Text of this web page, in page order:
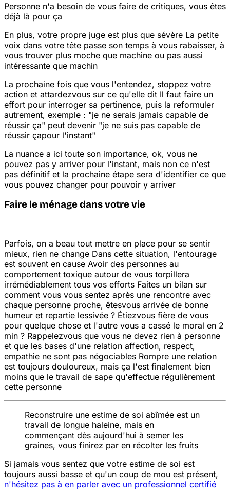
Personne n'a besoin de vous faire de critiques, vous êtes
déjà là pour ça
En plus, votre propre juge est plus que sévère La petite
voix dans votre tête passe son temps à vous rabaisser, à
vous trouver plus moche que machine ou pas aussi
intéressante que machin
La prochaine fois que vous l'entendez, stoppez votre
action et attardezvous sur ce qu'elle dit Il faut faire un
effort pour interroger sa pertinence, puis la reformuler
autrement, exemple : "je ne serais jamais capable de
réussir ça" peut devenir "je ne suis pas capable de
réussir çapour l'instant"
La nuance a ici toute son importance, ok, vous ne
pouvez pas y arriver pour l'instant, mais non ce n'est
pas définitif et la prochaine étape sera d'identifier ce que
vous pouvez changer pour pouvoir y arriver
Faire le ménage dans votre vie
Parfois, on a beau tout mettre en place pour se sentir
mieux, rien ne change Dans cette situation, l'entourage
est souvent en cause Avoir des personnes au
comportement toxique autour de vous torpillera
irrémédiablement tous vos efforts Faites un bilan sur
comment vous vous sentez après une rencontre avec
chaque personne proche, êtesvous arrivée de bonne
humeur et repartie lessivée ? Étiezvous fière de vous
pour quelque chose et l'autre vous a cassé le moral en 2
min ? Rappelezvous que vous ne devez rien à personne
et que les bases d'une relation affection, respect,
empathie ne sont pas négociables Rompre une relation
est toujours douloureux, mais ça l'est finalement bien
moins que le travail de sape qu'effectue régulièrement
cette personne
Reconstruire une estime de soi abîmée est un
travail de longue haleine, mais en
commençant dès aujourd'hui à semer les
graines, vous finirez par en récolter les fruits
Si jamais vous sentez que votre estime de soi est
toujours aussi basse et qu'un coup de mou est présent,
n'hésitez pas à en parler avec un professionnel certifié